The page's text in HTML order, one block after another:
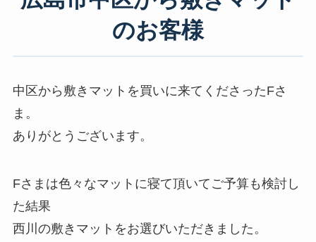
のお客様
中区から敷きマットを買いに来てくださったFさ
ま。
ありがとうございます。
Fさまは色々なマットに寝て頂いてご予算も検討し
た結果
西川の敷きマットをお選びいただきました。